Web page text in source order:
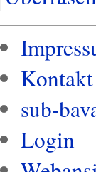
Kontakt
sub-
Login